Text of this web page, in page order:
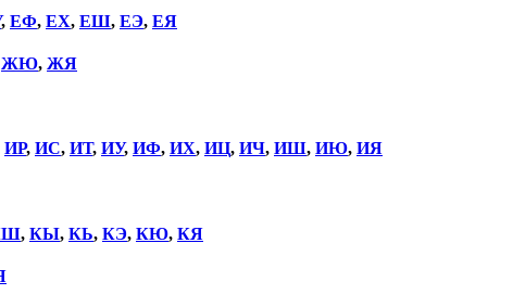
, ЕФ, ЕХ, ЕШ, ЕЭ, ЕЯ
ЖЮ, ЖЯ
ИР, ИС, ИТ, ИУ, ИФ, ИХ, ИЦ, ИЧ, ИШ, ИЮ, ИЯ
, КЫ, КЬ, КЭ, КЮ, КЯ